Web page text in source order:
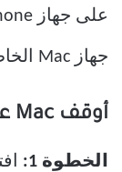
جهاز Mac الخاص بك.
أوقف Mac عن تخزين الملاحظات محليًا
الخطوة 1: